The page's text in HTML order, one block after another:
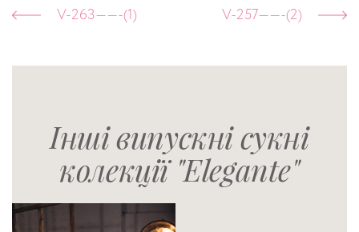
V-263——-(1) V-257——-(2)
Інші випускні сукні
колекції "Elegante"